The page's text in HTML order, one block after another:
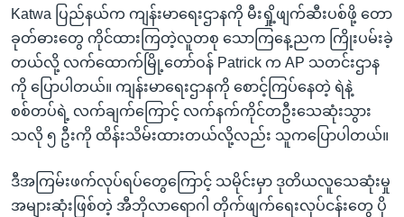
Katwa ပြည်နယ်က ကျန်းမာရေးဌာနကို မီးရှို့ဖျက်ဆီးပစ်ဖို့ တော
ခုတ်ဓားတွေ ကိုင်ထားကြတဲ့လူတစု သောကြနေ့ညက ကြိုးပမ်းခဲ့
တယ်လို့ လက်ထောက်မြို့တော်ဝန် Patrick က AP သတင်းဌာန
ကို ပြောပါတယ်။ ကျန်းမာရေးဌာနကို စောင့်ကြပ်နေတဲ့ ရဲနဲ့
စစ်တပ်ရဲ့ လက်ချက်ကြောင့် လက်နက်ကိုင်တဦးသေဆုံးသွား
သလို ၅ ဦးကို ထိန်းသိမ်းထားတယ်လို့လည်း သူကပြောပါတယ်။
ဒီအကြမ်းဖက်လုပ်ရပ်တွေကြောင့် သမိုင်းမှာ ဒုတိယလူသေဆုံးမှု
အများဆုံးဖြစ်တဲ့ အီဘိုလာရောဂါ တိုက်ဖျက်ရေးလုပ်ငန်းတွေ ပို